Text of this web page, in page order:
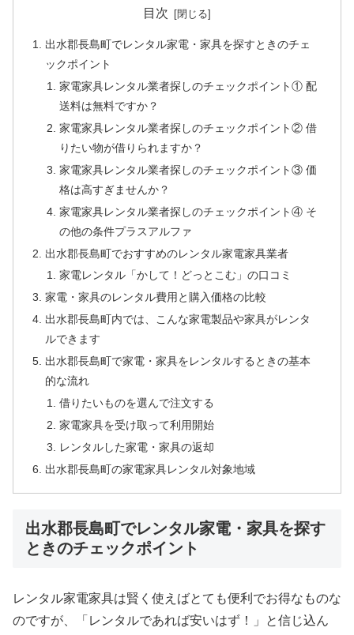
目次
出水郡長島町でレンタル家電・家具を探すときのチェ
ックポイント
家電家具レンタル業者探しのチェックポイント① 配
送料は無料ですか？
家電家具レンタル業者探しのチェックポイント② 借
りたい物が借りられますか？
家電家具レンタル業者探しのチェックポイント③ 価
格は高すぎませんか？
家電家具レンタル業者探しのチェックポイント④ そ
の他の条件プラスアルファ
出水郡長島町でおすすめのレンタル家電家具業者
家電レンタル「かして！どっとこむ」の口コミ
家電・家具のレンタル費用と購入価格の比較
出水郡長島町内では、こんな家電製品や家具がレンタ
ルできます
出水郡長島町で家電・家具をレンタルするときの基本
的な流れ
借りたいものを選んで注文する
家電家具を受け取って利用開始
レンタルした家電・家具の返却
出水郡長島町の家電家具レンタル対象地域
出水郡長島町でレンタル家電・家具を探す
ときのチェックポイント
レンタル家電家具は賢く使えばとても便利でお得なものな
のですが、「レンタルであれば安いはず！」と信じ込ん